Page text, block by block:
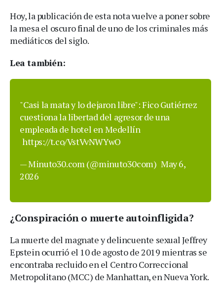
Hoy, la publicación de esta nota vuelve a poner sobre
la mesa el oscuro final de uno de los criminales más
mediáticos del siglo.
Lea también:
"Casi la mata y lo dejaron libre": Fico Gutiérrez
cuestiona la libertad del agresor de una
empleada de hotel en Medellín
https://t.co/VstVvNWYwO
— Minuto30.com (@minuto30com) May 6,
2026
¿Conspiración o muerte autoinfligida?
La muerte del magnate y delincuente sexual Jeffrey
Epstein ocurrió el 10 de agosto de 2019 mientras se
encontraba recluido en el Centro Correccional
Metropolitano (MCC) de Manhattan, en Nueva York.